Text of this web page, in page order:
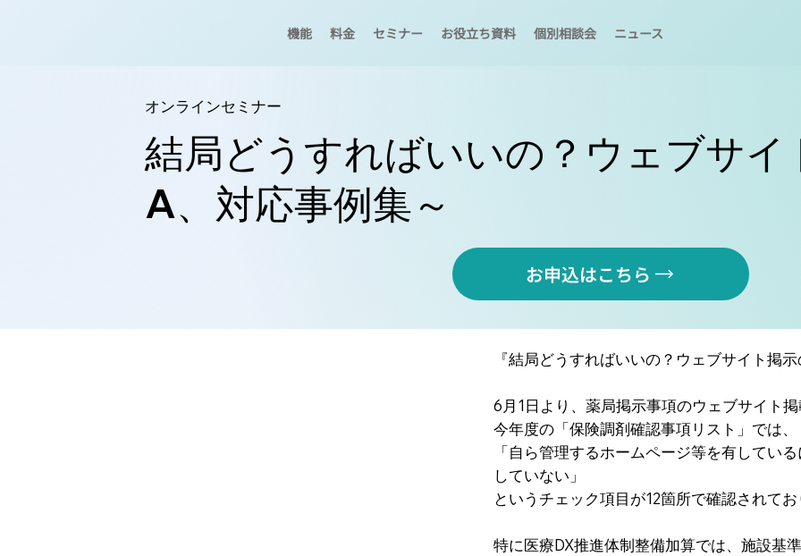
機能 料金 セミナー お役立ち資料 個別相談会 ニュース
オンラインセミナー
結局どうすればいいの？ウェブサイ
A、対応事例集～
お申込はこちら
『結局どうすればいいの？ウェブサイト掲示
6月1日より、薬局掲示事項のウェブサイト掲
今年度の「保険調剤確認事項リスト」では、
「自ら管理するホームページ等を有してい
していない」
というチェック項目が12箇所で確認されてお
特に医療DX推進体制整備加算では、施設基